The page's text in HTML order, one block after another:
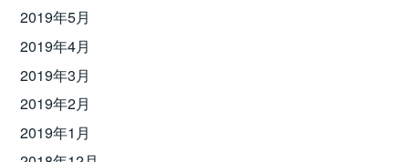
2019年5月
2019年4月
2019年3月
2019年2月
2019年1月